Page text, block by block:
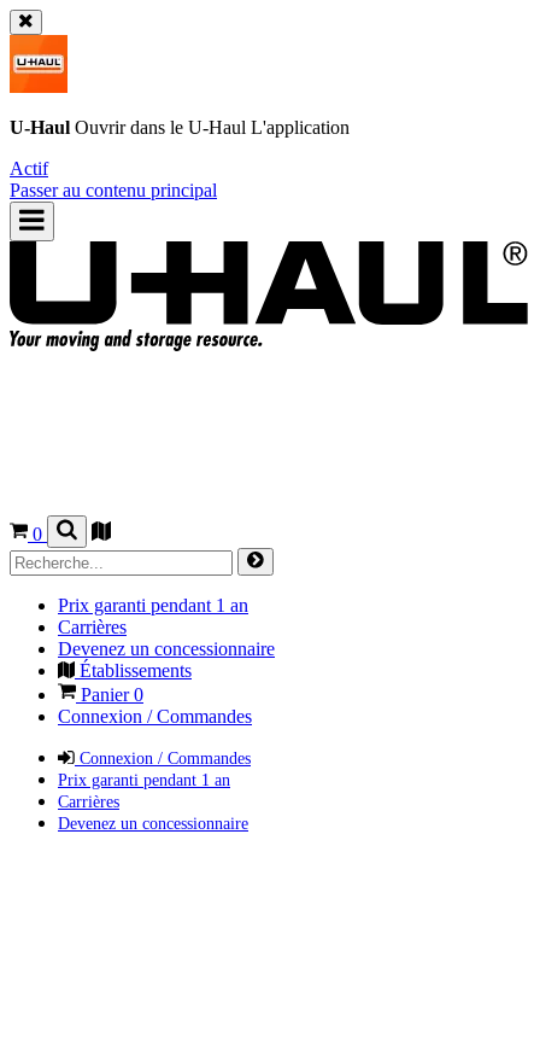
U-Haul Ouvrir dans le U-Haul L'application
Actif
Passer au contenu principal
0
Prix garanti pendant 1 an
Carrières
Devenez un concessionnaire
Établissements
Panier0
Connexion / Commandes
Connexion / Commandes
Prix garanti pendant 1 an
Carrières
Devenez un concessionnaire